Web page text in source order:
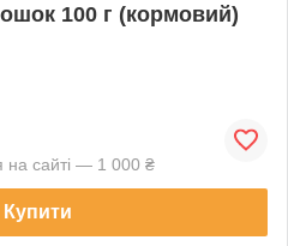
100 г (кормовий)
на сайті — 1 000 ₴
Купити